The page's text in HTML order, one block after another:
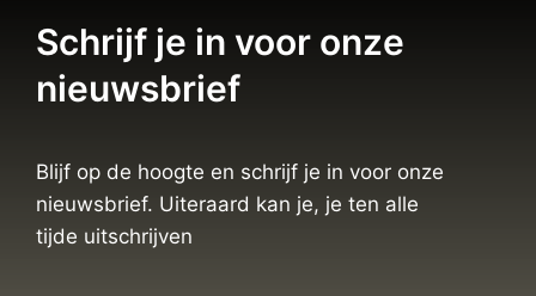
Schrijf je in voor onze
nieuwsbrief
Blijf op de hoogte en schrijf je in voor onze
nieuwsbrief. Uiteraard kan je, je ten alle
tijde uitschrijven